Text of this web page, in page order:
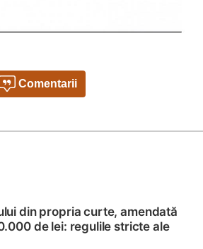
Comentarii
din propria curte, amendată
de lei: regulile stricte ale